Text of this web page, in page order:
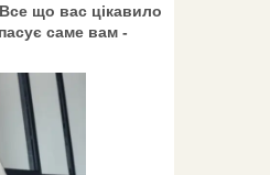
Все що вас цікавило
саме вам -